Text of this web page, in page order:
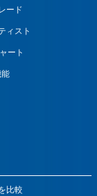
ード
ィスト
ート
能
比較